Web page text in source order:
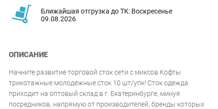
Ближайшая отгрузка до ТК: Воскресенье
09.08.2026
ОПИСАНИЕ
Начните развитие торговой сток сети с миксов Кофты
трикотажные молодежные сток 10 шт/упк! Сток одежда
приходит на оптовый склад в г. Екатеринбурге, минуя
посредников, напрямую от производителей, бренды которых